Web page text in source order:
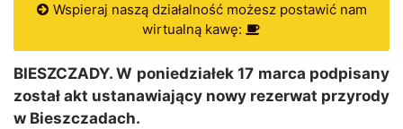
Wspieraj naszą działalność możesz postawić nam
wirtualną kawę:
BIESZCZADY. W poniedziałek 17 marca podpisany
został akt ustanawiający nowy rezerwat przyrody
w Bieszczadach.